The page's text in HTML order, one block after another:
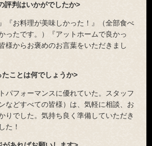
評判はいかがでしたか>
『お料理が美味しかった！』（全部食べ
ったです。）『アットホームで良かっ
様からお褒めのお言葉をいただきまし
ことは何でしょうか>
パフォーマンスに優れていた。スタッフ
などすべての皆様）は、気軽に相談、お
りでした。気持ち良く準備していただき
た！